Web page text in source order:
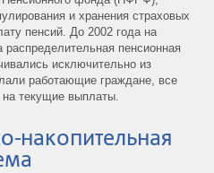
и хранения страховых
пенсий. До 2002 года на
распределительная пенсионная
исключительно из
работающие граждане, все
текущие выплаты.
накопительная